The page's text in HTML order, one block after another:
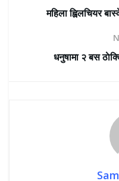
महिला ह्विलचियर
धनुषामा २ बस